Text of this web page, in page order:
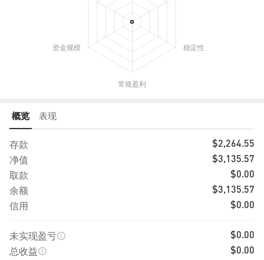
概览 表现
存款 $2,264.55
净值 $3,135.57
取款 $0.00
余额 $3,135.57
信用 $0.00
未实现盈亏 $0.00
总收益 $0.00